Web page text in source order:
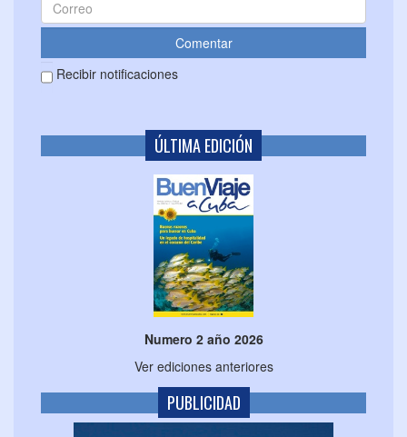
Recibir notificaciones
ÚLTIMA EDICIÓN
Numero 2 año 2026
Ver ediciones anteriores
PUBLICIDAD